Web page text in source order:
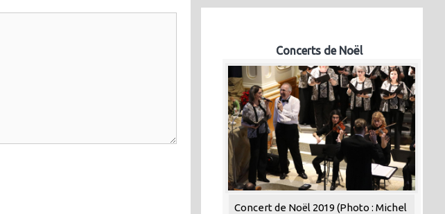
Concerts de Noël
Concert de Noël 2019 (Photo : Michel